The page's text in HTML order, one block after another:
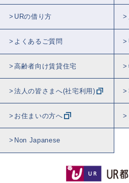
URの借り方
よくあるご質問
高齢者向け賃貸住宅
法人の皆さまへ(社宅利用)
お住まいの方へ
Non Japanese